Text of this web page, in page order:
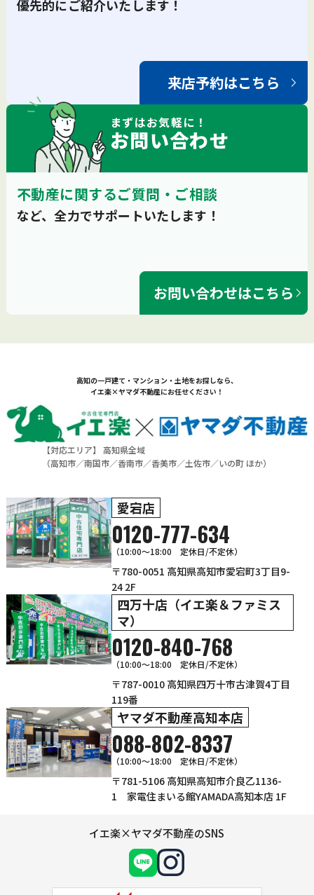
優先的にご紹介いたします！
来店予約はこちら
まずはお気軽に！
お問い合わせ
不動産に関するご質問・ご相談
など、全力でサポートいたします！
お問い合わせはこちら
高知の一戸建て・マンション・土地をお探しなら、
イエ楽×ヤマダ不動産にお任せください！
【対応エリア】 高知県全域
（高知市／南国市／香南市／香美市／土佐市／いの町 ほか）
愛宕店
0120-777-634
（10:00～18:00 定休日/不定休）
〒780-0051 高知県高知市愛宕町3丁目9-
24 2F
四万十店（イエ楽＆ファミス
マ）
0120-840-768
（10:00〜18:00 定休日/不定休）
〒787-0010 高知県四万十市古津賀4丁目
119番
ヤマダ不動産高知本店
088-802-8337
（10:00～18:00 定休日/不定休）
〒781-5106 高知県高知市介良乙1136-
1 家電住まいる館YAMADA高知本店 1F
イエ楽×ヤマダ不動産のSNS